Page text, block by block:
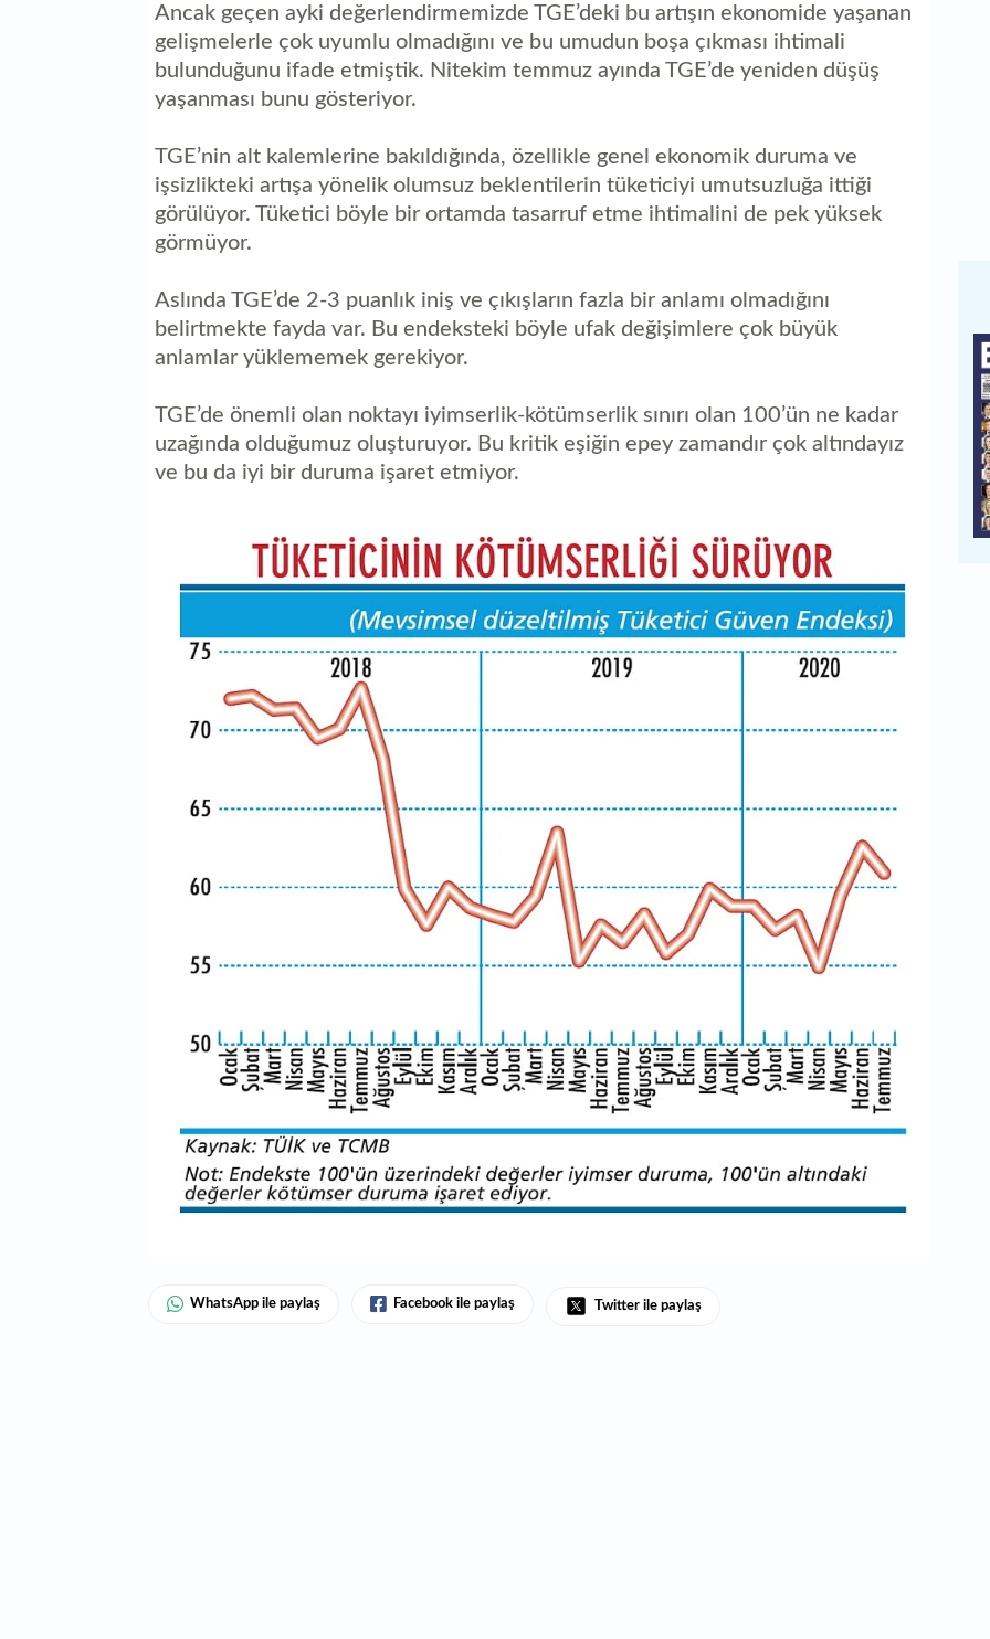
Ancak geçen ayki değerlendirmemizde TGE’deki bu artışın ekonomide yaşanan
gelişmelerle çok uyumlu olmadığını ve bu umudun boşa çıkması ihtimali
bulunduğunu ifade etmiştik. Nitekim temmuz ayında TGE’de yeniden düşüş
yaşanması bunu gösteriyor.
TGE’nin alt kalemlerine bakıldığında, özellikle genel ekonomik duruma ve
işsizlikteki artışa yönelik olumsuz beklentilerin tüketiciyi umutsuzluğa ittiği
görülüyor. Tüketici böyle bir ortamda tasarruf etme ihtimalini de pek yüksek
görmüyor.
Aslında TGE’de 2-3 puanlık iniş ve çıkışların fazla bir anlamı olmadığını
belirtmekte fayda var. Bu endeksteki böyle ufak değişimlere çok büyük
anlamlar yüklememek gerekiyor.
TGE’de önemli olan noktayı iyimserlik-kötümserlik sınırı olan 100’ün ne kadar
uzağında olduğumuz oluşturuyor. Bu kritik eşiğin epey zamandır çok altındayız
ve bu da iyi bir duruma işaret etmiyor.
WhatsApp ile paylaş Facebook ile paylaş Twitter ile paylaş